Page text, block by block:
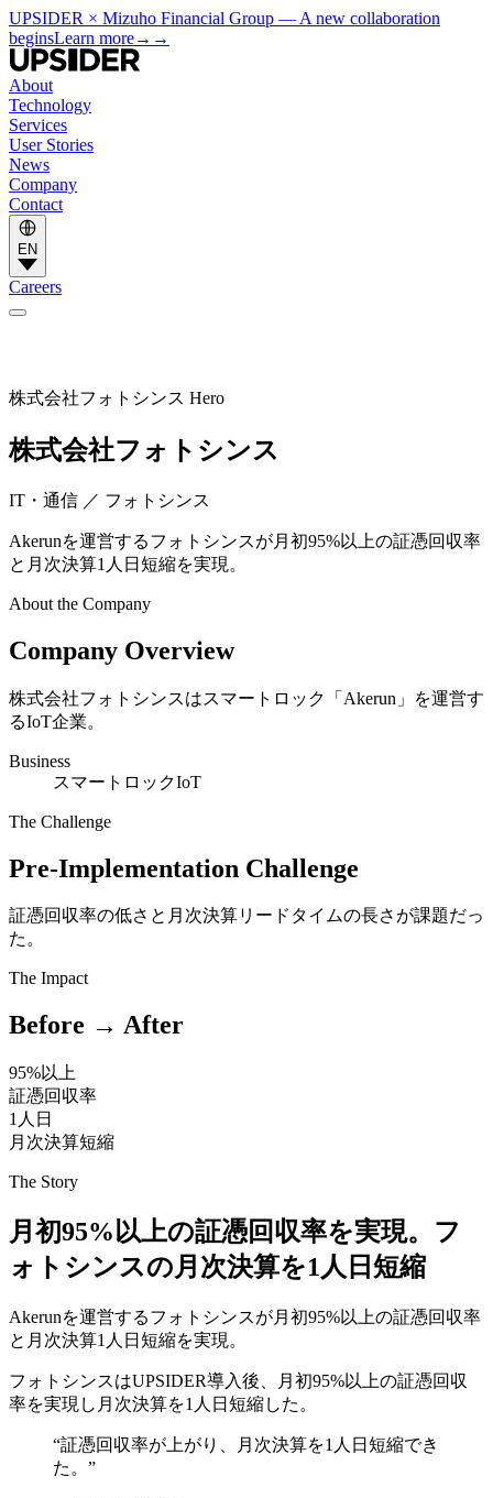
UPSIDER × Mizuho Financial Group — A new collaboration
beginsLearn more→ →
About
Technology
Services
User Stories
News
Company
Contact
EN
Careers
株式会社フォトシンス Hero
株式会社フォトシンス
IT・通信 ／ フォトシンス
Akerunを運営するフォトシンスが月初95%以上の証憑回収率
と月次決算1人日短縮を実現。
About the Company
Company Overview
株式会社フォトシンスはスマートロック「Akerun」を運営す
るIoT企業。
Business
スマートロックIoT
The Challenge
Pre-Implementation Challenge
証憑回収率の低さと月次決算リードタイムの長さが課題だっ
た。
The Impact
Before → After
95%以上
証憑回収率
1人日
月次決算短縮
The Story
月初95%以上の証憑回収率を実現。フ
ォトシンスの月次決算を1人日短縮
Akerunを運営するフォトシンスが月初95%以上の証憑回収率
と月次決算1人日短縮を実現。
フォトシンスはUPSIDER導入後、月初95%以上の証憑回収
率を実現し月次決算を1人日短縮した。
“証憑回収率が上がり、月次決算を1人日短縮でき
た。 ”